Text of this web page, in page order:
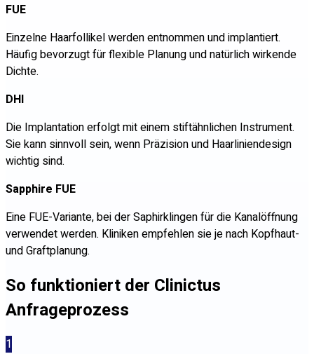
FUE
Einzelne Haarfollikel werden entnommen und implantiert.
Häufig bevorzugt für flexible Planung und natürlich wirkende
Dichte.
DHI
Die Implantation erfolgt mit einem stiftähnlichen Instrument.
Sie kann sinnvoll sein, wenn Präzision und Haarliniendesign
wichtig sind.
Sapphire FUE
Eine FUE-Variante, bei der Saphirklingen für die Kanalöffnung
verwendet werden. Kliniken empfehlen sie je nach Kopfhaut-
und Graftplanung.
So funktioniert der Clinictus
Anfrageprozess
1